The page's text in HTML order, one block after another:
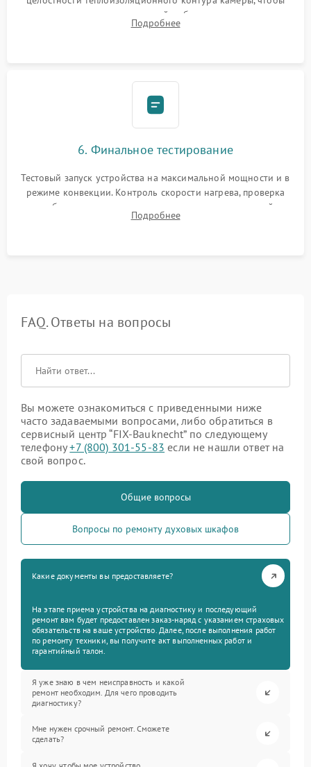
исключить перегрев кухонной мебели и потерю тепла.
Надежная фиксация клемм и сборка корпуса шкафа.
Подробнее
6. Финальное тестирование
Тестовый запуск устройства на максимальной мощности и в
режиме конвекции. Контроль скорости нагрева, проверка
срабатывания термостата при достижении заданной
температуры и тест на отсутствие утечек тока.
Подробнее
FAQ. Ответы на вопросы
Вы можете ознакомиться с приведенными ниже
часто задаваемыми вопросами, либо обратиться в
сервисный центр “FIX-Bauknecht” по следующему
телефону+7 (800) 301-55-83 если не нашли ответ на
свой вопрос.
Общие вопросы
Вопросы по ремонту духовых шкафов
Какие документы вы предоставляете?
На этапе приема устройства на диагностику и последующий
ремонт вам будет предоставлен заказ-наряд с указанием страховых
обязательств на ваше устройство. Далее, после выполнения работ
по ремонту техники, вы получите акт выполненных работ и
гарантийный талон.
Я уже знаю в чем неисправность и какой
ремонт необходим. Для чего проводить
диагностику?
Мне нужен срочный ремонт. Сможете
сделать?